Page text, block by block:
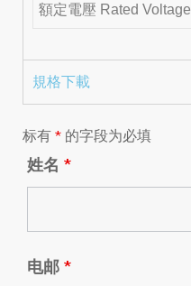
額定電壓 Rated Voltage
規格下載
标有 * 的字段为必填
姓名 *
电邮 *